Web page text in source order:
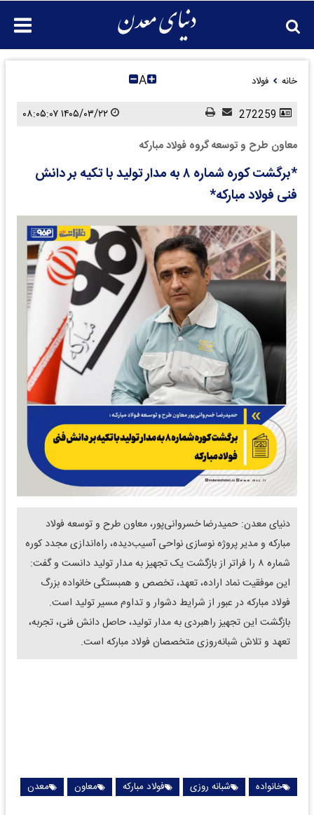
خانه فولاد A
معاون طرح و توسعه گروه فولاد مبارکه
*برگشت کوره شماره ۸ به مدار تولید با تکیه بر دانش
فنی فولاد مبارکه*
دنیای معدن: حمیدرضا خسروانی‌پور، معاون طرح و توسعه فولاد
مبارکه و مدیر پروژه نوسازی نواحی آسیب‌دیده، راه‌اندازی مجدد کوره
شماره ۸ را فراتر از بازگشت یک تجهیز به مدار تولید دانست و گفت:
این موفقیت نماد اراده، تعهد، تخصص و همبستگی خانواده بزرگ
فولاد مبارکه در عبور از شرایط دشوار و تداوم مسیر تولید است.
بازگشت این تجهیز راهبردی به مدار تولید، حاصل دانش فنی، تجربه،
تعهد و تلاش شبانه‌روزی متخصصان فولاد مبارکه است.
خانواده شبانه روزی فولاد مبارکه معاون معدن